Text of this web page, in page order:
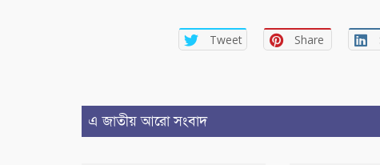
Tweet Share
এ জাতীয় আরো সংবাদ